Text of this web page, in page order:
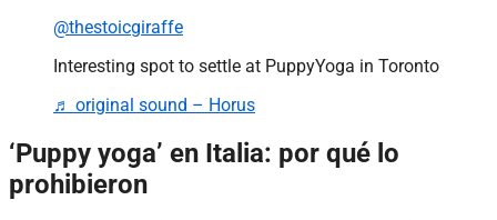
@thestoicgiraffe
Interesting spot to settle at PuppyYoga in Toronto
♬ original sound – Horus
‘Puppy yoga’ en Italia: por qué lo
prohibieron